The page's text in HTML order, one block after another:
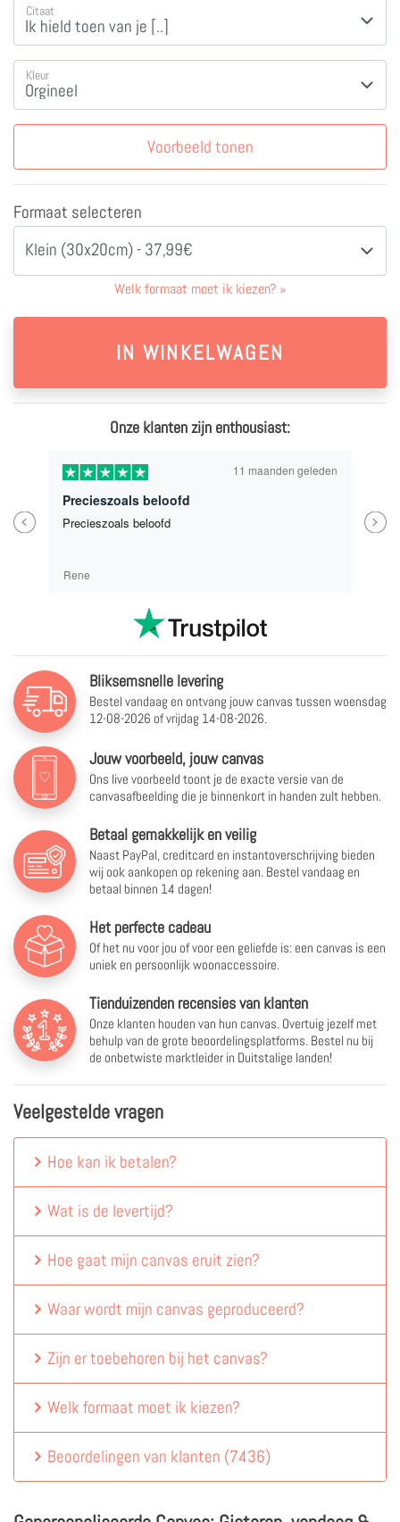
Citaat
Kleur
Voorbeeld tonen
Formaat selecteren
Klein (30x20cm) - 37,99€
Welk formaat moet ik kiezen? »
Onze klanten zijn enthousiast:
Previous
11 maanden geleden
Precieszoals beloofd
Precieszoals beloofd
Rene
Next
Bliksemsnelle levering
Bestel vandaag en ontvang jouw canvas tussen woensdag
12-08-2026 of vrijdag 14-08-2026.
Jouw voorbeeld, jouw canvas
Ons live voorbeeld toont je de exacte versie van de
canvasafbeelding die je binnenkort in handen zult hebben.
Betaal gemakkelijk en veilig
Naast PayPal, creditcard en instantoverschrijving bieden
wij ook aankopen op rekening aan. Bestel vandaag en
betaal binnen 14 dagen!
Het perfecte cadeau
Of het nu voor jou of voor een geliefde is: een canvas is een
uniek en persoonlijk woonaccessoire.
Tienduizenden recensies van klanten
Onze klanten houden van hun canvas. Overtuig jezelf met
behulp van de grote beoordelingsplatforms. Bestel nu bij
de onbetwiste marktleider in Duitstalige landen!
Veelgestelde vragen
Hoe kan ik betalen?
Wat is de levertijd?
Hoe gaat mijn canvas eruit zien?
Waar wordt mijn canvas geproduceerd?
Zijn er toebehoren bij het canvas?
Welk formaat moet ik kiezen?
Beoordelingen van klanten (7436)